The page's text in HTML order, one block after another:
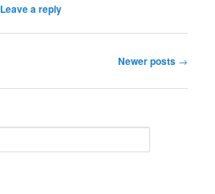
Leave a reply
Newer posts →